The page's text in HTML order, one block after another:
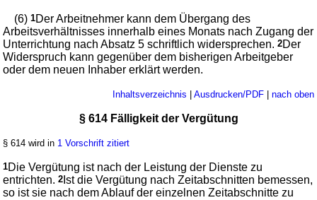
(6)1Der Arbeitnehmer kann dem Übergang des
Arbeitsverhältnisses innerhalb eines Monats nach Zugang der
Unterrichtung nach Absatz 5 schriftlich widersprechen.2Der
Widerspruch kann gegenüber dem bisherigen Arbeitgeber
oder dem neuen Inhaber erklärt werden.
Inhaltsverzeichnis Ausdrucken/PDF| nach oben
§ 614 Fälligkeit der Vergütung
§ 614 wird in 1 Vorschrift zitiert
1Die Vergütung ist nach der Leistung der Dienste zu
entrichten.2 Ist die Vergütung nach Zeitabschnitten bemessen,
so ist sie nach dem Ablauf der einzelnen Zeitabschnitte zu